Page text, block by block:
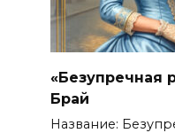
«Безупречная
Брай
Название: